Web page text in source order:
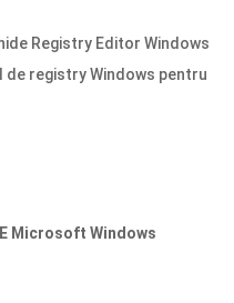
Registry Editor Windows
registry Windows pentru
Microsoft Windows